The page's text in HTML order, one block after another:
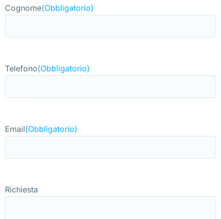
Cognome(Obbligatorio)
Telefono(Obbligatorio)
Email(Obbligatorio)
Richiesta